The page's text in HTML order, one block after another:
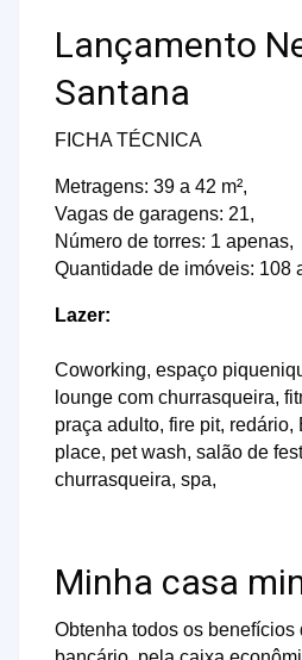
Lançamento
Santana
FICHA TÉCNICA
Metragens: 39 a 42 m²,
Vagas de garagens: 21,
Número de torres: 1 apenas,
Quantidade de imóveis: 108
Lazer:
Coworking, espaço
lounge com churrasqueira,
praça adulto, fire pit, redário,
place, pet wash, salão de
churrasqueira, spa,
Minha casa
Obtenha todos os benefícios